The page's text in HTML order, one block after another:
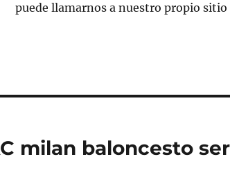
puede llamarnos a nuestro propio
milan baloncesto